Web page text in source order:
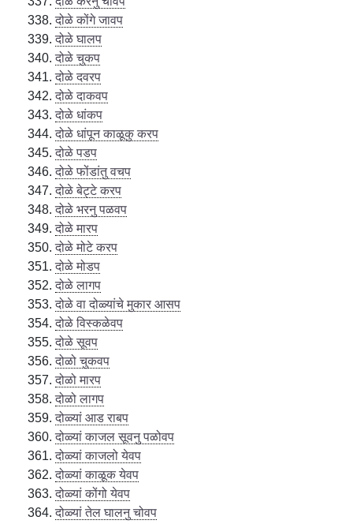
दोळे कोंगे जावप
दोळे घालप
दोळे चुकप
दोळे दवरप
दोळे दाकवप
दोळे धांकप
दोळे धांपून काळूकु करप
दोळे पडप
दोळे फोंडांतु वचप
दोळे बेट्टे करप
दोळे भरनु पळवप
दोळे मारप
दोळे मोटे करप
दोळे मोडप
दोळे लागप
दोळे वा दोळ्यांचे मुकार आसप
दोळे विस्कळेवप
दोळे सूवप
दोळो चुकवप
दोळो मारप
दोळो लागप
दोळ्यां आड राबप
दोळ्यां काजल सूवनु पळोवप
दोळ्यां काजलो येवप
दोळ्यां काळूक येवप
दोळ्यां कोंगो येवप
दोळ्यां तेल घालनु चोवप